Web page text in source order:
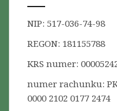
NIP: 517-036-74-98
REGON: 181155788
KRS numer:
numer rachunku:
0000 2102 0177 2474